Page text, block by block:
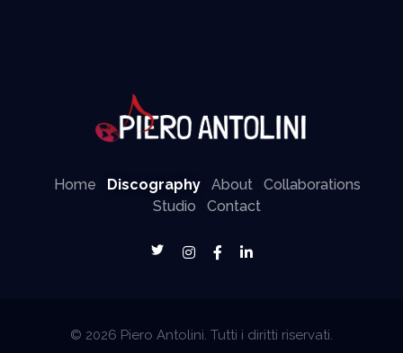
Home Discography About
Collaborations
Studio
Contact
© 2026 Piero Antolini. Tutti i diritti riservati.